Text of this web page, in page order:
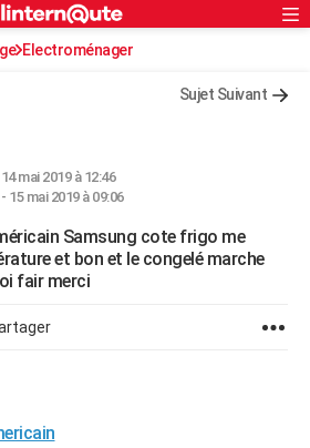
S'inscrire
Connexion
Electroménager
Sujet Suivant
mai 2019 à 12:46
15 mai 2019 à 09:06
Samsung cote frigo me
et bon et le congelé marche
fair merci